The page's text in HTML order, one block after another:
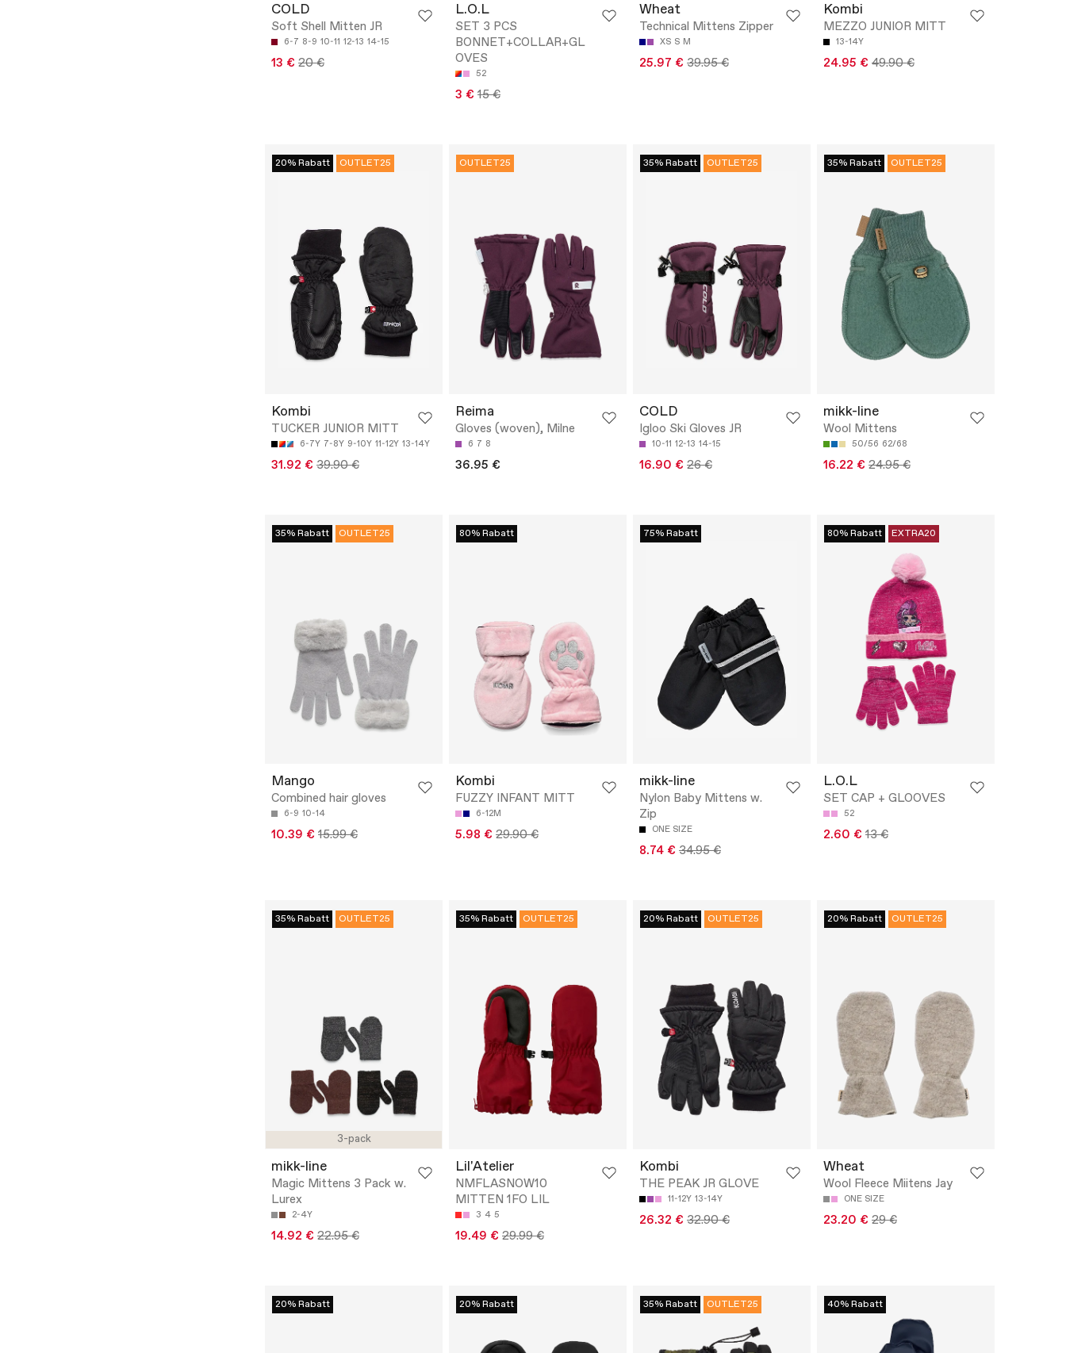
COLD
Soft Shell Mitten JR
6-7 8-9 10-11 12-13 14-15
13 € 20 €
L.O.L
SET 3 PCS
BONNET+COLLAR+GL
OVES
52
3 € 15 €
Wheat
Technical Mittens Zipper
XS S M
25.97 € 39.95 €
Kombi
MEZZO JUNIOR MITT
13-14Y
24.95 € 49.90 €
20% Rabatt OUTLET25
Kombi
TUCKER JUNIOR MITT
6-7Y 7-8Y 9-10Y 11-12Y 13-14Y
31.92 € 39.90 €
OUTLET25
Reima
Gloves (woven), Milne
6 7 8
36.95 €
35% Rabatt OUTLET25
COLD
Igloo Ski Gloves JR
10-11 12-13 14-15
16.90 € 26 €
35% Rabatt OUTLET25
mikk-line
Wool Mittens
50/56 62/68
16.22 € 24.95 €
35% Rabatt OUTLET25
Mango
Combined hair gloves
6-9 10-14
10.39 € 15.99 €
80% Rabatt
Kombi
FUZZY INFANT MITT
6-12M
5.98 € 29.90 €
75% Rabatt
mikk-line
Nylon Baby Mittens w.
Zip
ONE SIZE
8.74 € 34.95 €
80% Rabatt EXTRA20
L.O.L
SET CAP + GLOOVES
52
2.60 € 13 €
3-pack
35% Rabatt OUTLET25
mikk-line
Magic Mittens 3 Pack w.
Lurex
2-4Y
14.92 € 22.95 €
35% Rabatt OUTLET25
Lil'Atelier
NMFLASNOW10
MITTEN 1FO LIL
3 4 5
19.49 € 29.99 €
20% Rabatt OUTLET25
Kombi
THE PEAK JR GLOVE
11-12Y 13-14Y
26.32 € 32.90 €
20% Rabatt OUTLET25
Wheat
Wool Fleece Miitens Jay
ONE SIZE
23.20 € 29 €
20% Rabatt 20% Rabatt 35% Rabatt OUTLET25 40% Rabatt